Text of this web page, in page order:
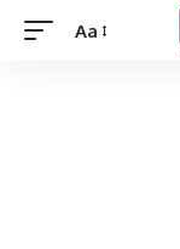
Aa